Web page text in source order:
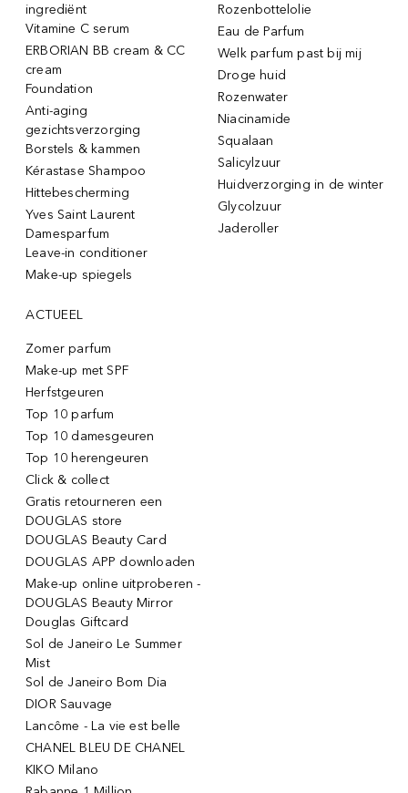
ingrediënt
Vitamine C serum
ERBORIAN BB cream & CC
cream
Foundation
Anti-aging
gezichtsverzorging
Borstels & kammen
Kérastase Shampoo
Hittebescherming
Yves Saint Laurent
Damesparfum
Leave-in conditioner
Make-up spiegels
Rozenbottelolie
Eau de Parfum
Welk parfum past bij mij
Droge huid
Rozenwater
Niacinamide
Squalaan
Salicylzuur
Huidverzorging in de winter
Glycolzuur
Jaderoller
ACTUEEL
Zomer parfum
Make-up met SPF
Herfstgeuren
Top 10 parfum
Top 10 damesgeuren
Top 10 herengeuren
Click & collect
Gratis retourneren een
DOUGLAS store
DOUGLAS Beauty Card
DOUGLAS APP downloaden
Make-up online uitproberen -
DOUGLAS Beauty Mirror
Douglas Giftcard
Sol de Janeiro Le Summer
Mist
Sol de Janeiro Bom Dia
DIOR Sauvage
Lancôme - La vie est belle
CHANEL BLEU DE CHANEL
KIKO Milano